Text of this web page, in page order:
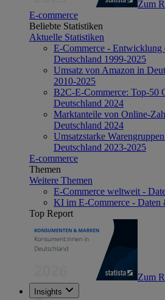
Zum
E-commerce
Beliebte Statistiken
Aktuelle Statistiken
E-Commerce - Entwicklung
Deutschland 1999-2025
Umsatz von Amazon in
2010-2025
B2C-E-Commerce: Top-50
Deutschland 2024
Marktanteile von Online-
Deutschland 2024
Umsatzstarke
Deutschland 2023-2025
E-commerce
Themen
Weitere Themen
E-Commerce weltweit -
KI im E-Commerce - Daten
Top Report
Zum
Insights